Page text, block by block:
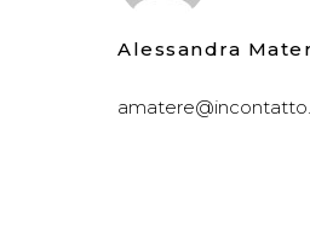
Alessandra